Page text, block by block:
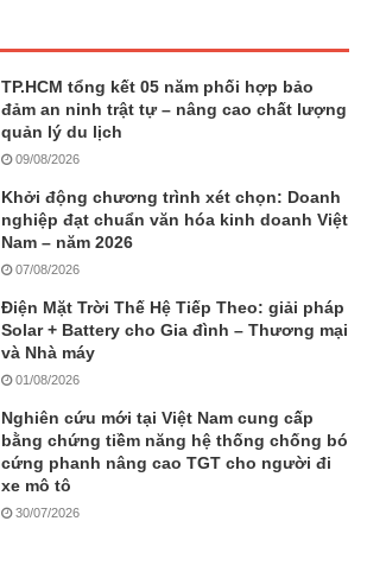
TP.HCM tổng kết 05 năm phối hợp bảo
đảm an ninh trật tự – nâng cao chất lượng
quản lý du lịch
09/08/2026
Khởi động chương trình xét chọn: Doanh
nghiệp đạt chuẩn văn hóa kinh doanh Việt
Nam – năm 2026
07/08/2026
Điện Mặt Trời Thế Hệ Tiếp Theo: giải pháp
Solar + Battery cho Gia đình – Thương mại
và Nhà máy
01/08/2026
Nghiên cứu mới tại Việt Nam cung cấp
bằng chứng tiềm năng hệ thống chống bó
cứng phanh nâng cao TGT cho người đi
xe mô tô
30/07/2026